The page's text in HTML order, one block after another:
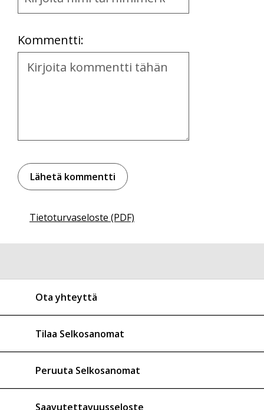
Kommentti:
Kommentti
Tietoturvaseloste (PDF)
Ota yhteyttä
Tilaa Selkosanomat
Peruuta Selkosanomat
Saavutettavuusseloste